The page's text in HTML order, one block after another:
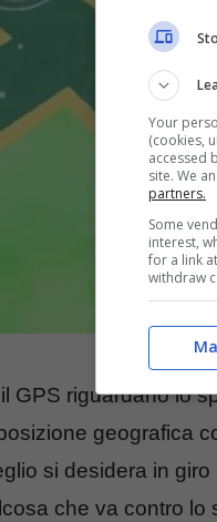
GPS riguardano lo
geografica
si desidera in
che va contro
Your
(cookies,
accessed
site. We
partners.
Some
interest,
for a link
withdraw